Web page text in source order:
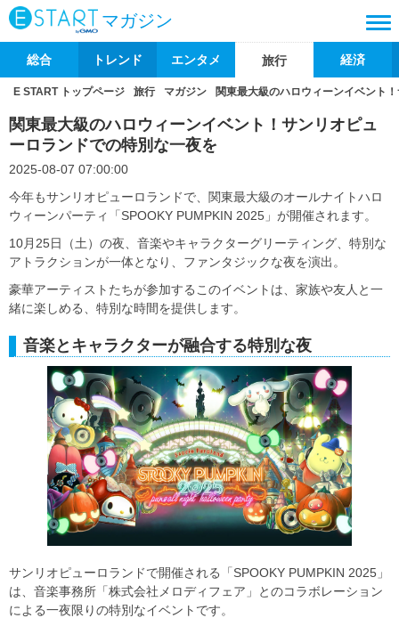
マガジン
総合 トレンド エンタメ 旅行 経済
E START トップページ 旅行 マガジン 関東最大級のハロウィーンイベント
関東最大級のハロウィーンイベント！サンリオピュ
ーロランドでの特別な一夜を
2025-08-07 07:00:00
今年もサンリオピューロランドで、関東最大級のオールナイトハロ
ウィーンパーティ「SPOOKY PUMPKIN 2025」が開催されます。
10月25日（土）の夜、音楽やキャラクターグリーティング、特別な
アトラクションが一体となり、ファンタジックな夜を演出。
豪華アーティストたちが参加するこのイベントは、家族や友人と一
緒に楽しめる、特別な時間を提供します。
音楽とキャラクターが融合する特別な夜
サンリオピューロランドで開催される「SPOOKY PUMPKIN 2025」
は、音楽事務所「株式会社メロディフェア」とのコラボレーション
による一夜限りの特別なイベントです。